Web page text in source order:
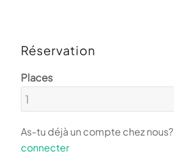
Réservation
Places
As-tu déjà un compte chez nous?
connecter